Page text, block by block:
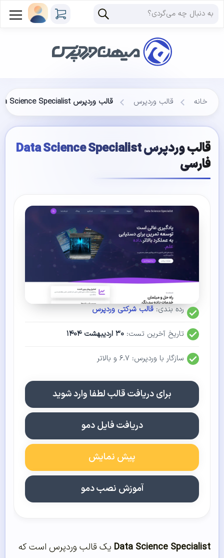
خانه قالب وردپرس قالب وردپرس Data Science Specialist فارسی
قالب وردپرس Data Science Specialist
فارسی
رده بندی:قالب شرکتی وردپرس
تاریخ آخرین تست: ۳۰ اردیبهشت ۱۴۰۴
سازگار با وردپرس: ۶.۷ و بالاتر
برای دریافت قالب لطفا وارد شوید
دریافت فایل دمو
پیش نمایش
آموزش نصب دمو
Data Science Specialist یک قالب وردپرس است که